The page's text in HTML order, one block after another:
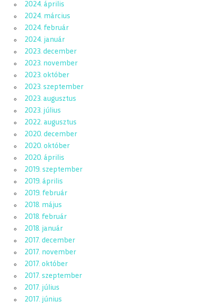
2024. április
2024. március
2024. február
2024. január
2023. december
2023. november
2023. október
2023. szeptember
2023. augusztus
2023. július
2022. augusztus
2020. december
2020. október
2020. április
2019. szeptember
2019. április
2019. február
2018. május
2018. február
2018. január
2017. december
2017. november
2017. október
2017. szeptember
2017. július
2017. június